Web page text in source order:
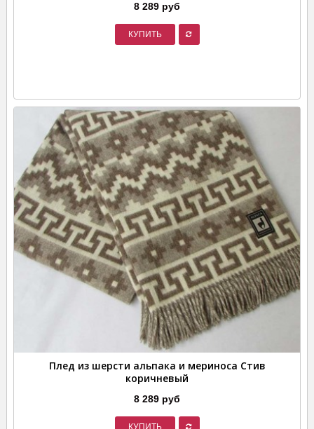
8 289 руб
КУПИТЬ
Плед из шерсти альпака и мериноса Стив
коричневый
8 289 руб
КУПИТЬ